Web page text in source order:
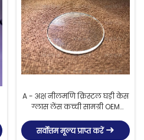
A - अक्ष नीलमणि क्रिस्टल घड़ी केस
ग्लास लेंस कच्ची सामग्री OEM
सर्वोत्तम मूल्य प्राप्त करें